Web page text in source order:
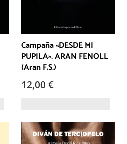
Campaña «DESDE MI
PUPILA». ARAN FENOLL
(Aran F.S.)
12,00 €